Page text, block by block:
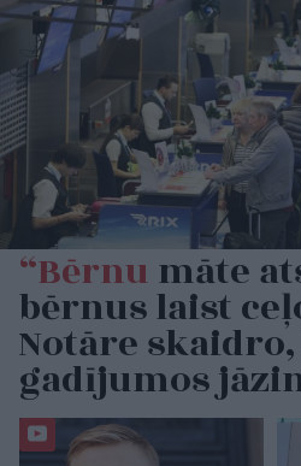
“Bērnumāte
bērnus laist
Notāre
gadījumos